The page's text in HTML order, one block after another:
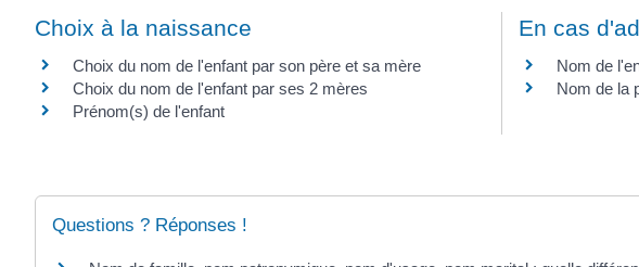
Choix à la naissance
Choix du nom de l'enfant par son père et sa mère
Choix du nom de l'enfant par ses 2 mères
Prénom(s) de l'enfant
En cas
Nom de
Nom de la
Questions ? Réponses !